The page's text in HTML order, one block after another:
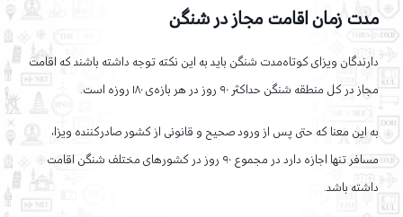
مدت زمان اقامت مجاز در شنگن
دارندگان ویزای کوتاه‌مدت شنگن باید به این نکته توجه داشته باشند که اقامت
مجاز در کل منطقه شنگن حداکثر ۹۰ روز در هر بازه‌ی ۱۸۰ روزه است.
به این معنا که حتی پس از ورود صحیح و قانونی از کشور صادرکننده ویزا،
مسافر تنها اجازه دارد در مجموع ۹۰ روز در کشورهای مختلف شنگن اقامت
داشته باشد.